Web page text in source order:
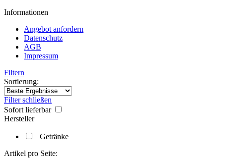
Informationen
Angebot anfordern
Datenschutz
AGB
Impressum
Filtern
Sortierung:
Filter schließen
Sofort lieferbar
Hersteller
Getränke
Artikel pro Seite: